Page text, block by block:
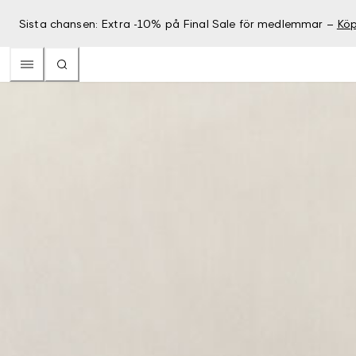
Sista chansen: Extra -10% på Final Sale för medlemmar –